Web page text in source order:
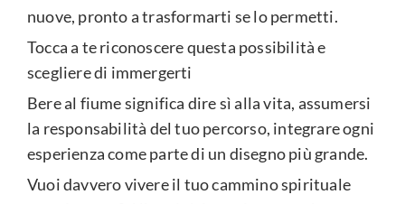
nuove, pronto a trasformarti se lo permetti.
Tocca a te riconoscere questa possibilità e
scegliere di immergerti
Bere al fiume significa dire sì alla vita, assumersi
la responsabilità del tuo percorso, integrare ogni
esperienza come parte di un disegno più grande.
Vuoi davvero vivere il tuo cammino spirituale